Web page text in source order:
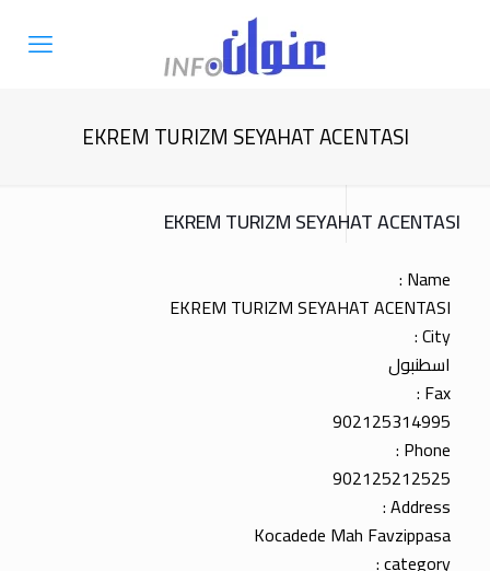
EKREM TURIZM SEYAHAT ACENTASI
EKREM TURIZM SEYAHAT ACENTASI
Name :
EKREM TURIZM SEYAHAT ACENTASI
City :
اسطنبول
Fax :
902125314995
Phone :
902125212525
Address :
Kocadede Mah Favzippasa
category :